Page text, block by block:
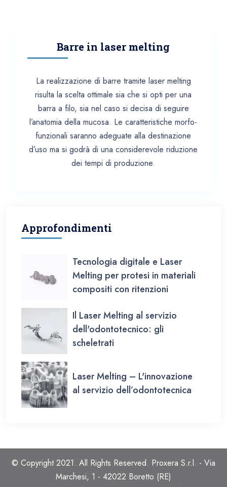
Barre in laser melting
La realizzazione di barre tramite laser melting
risulta la scelta ottimale sia che si opti per una
barra a filo, sia nel caso si decisa di seguire
l’anatomia della mucosa. Le caratteristiche morfo-
funzionali saranno adeguate alla destinazione
d’uso ma si godrà di una considerevole riduzione
dei tempi di produzione.
Approfondimenti
Tecnologia digitale e Laser
Melting per protesi in materiali
compositi con ritenzioni
Il Laser Melting al servizio
dell'odontotecnico: gli
scheletrati
Laser Melting – L'innovazione
al servizio dell’odontotecnica
© Copyright 2021. All Rights Reserved. Proxera S.r.l. - Via
Marchesi, 1 - 42022 Boretto (RE)